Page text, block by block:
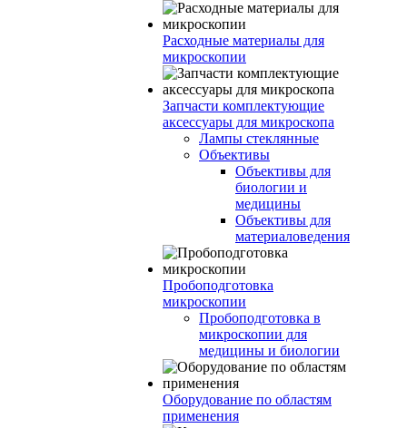
Расходные материалы для
микроскопии
Запчасти комплектующие
аксессуары для микроскопа
Лампы стеклянные
Объективы
Объективы для
биологии и
медицины
Объективы для
материаловедения
Пробоподготовка
микроскопии
Пробоподготовка в
микроскопии для
медицины и биологии
Оборудование по областям
применения